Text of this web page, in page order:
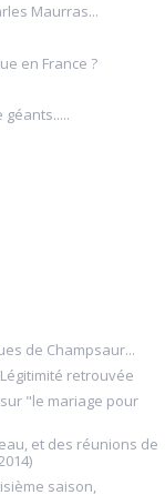
Maurras...
en France ?
de Champsaur...
retrouvée
"le mariage pour
et des réunions de
saison,